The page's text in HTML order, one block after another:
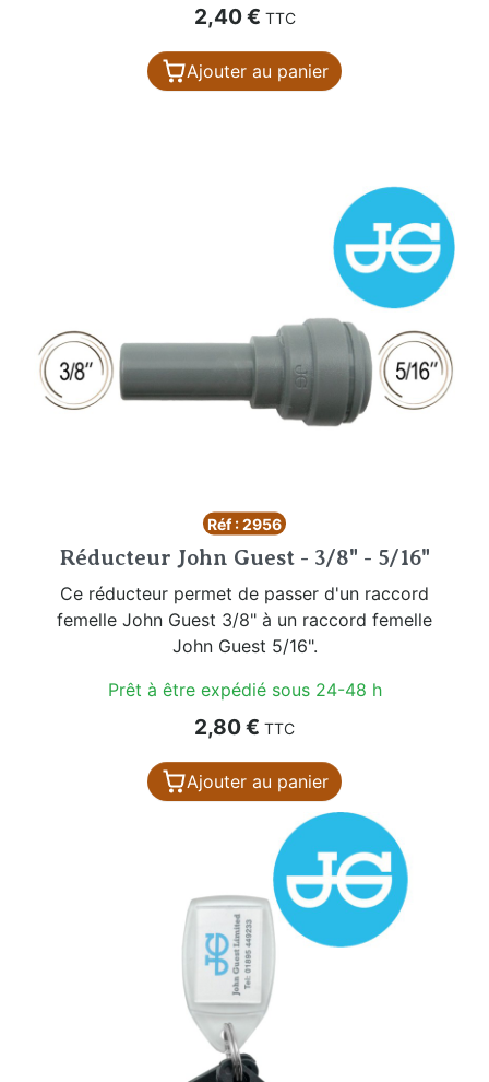
Prix
2,40 € TTC
Ajouter au panier
Réf : 2956
Réducteur John Guest - 3/8" - 5/16"
Ce réducteur permet de passer d'un raccord
femelle John Guest 3/8" à un raccord femelle
John Guest 5/16".
Prêt à être expédié sous 24-48 h
Prix
2,80 € TTC
Ajouter au panier